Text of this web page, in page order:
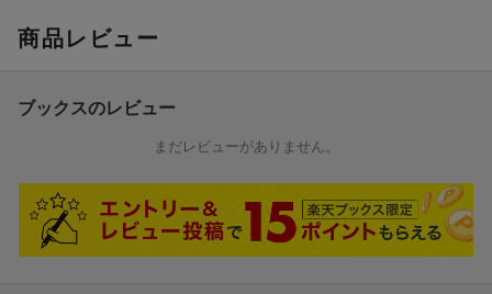
商品レビュー
ブックスのレビュー
まだレビューがありません。